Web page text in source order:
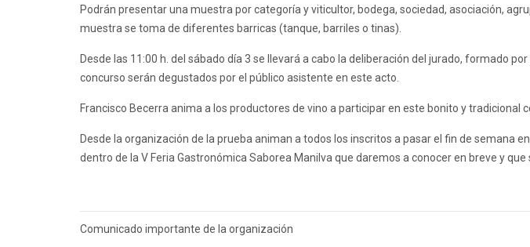
Podrán presentar una muestra por categoría y viticultor, bodega, sociedad, asociación,
muestra se toma de diferentes barricas (tanque, barriles o tinas).
Desde las 11:00 h. del sábado día 3 se llevará a cabo la deliberación del jurado, formado
concurso serán degustados por el público asistente en este acto.
Francisco Becerra anima a los productores de vino a participar en este bonito y
Desde la organización de la prueba animan a todos los inscritos a pasar el fin de semana
dentro de la V Feria Gastronómica Saborea Manilva que daremos a conocer en breve y
Navegación
Comunicado importante de la organización